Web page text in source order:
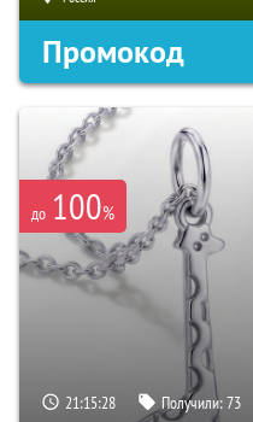
Промокод
до 100%
21:15:27 Получили:73